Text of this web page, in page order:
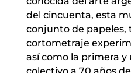
del cincuenta, esta
conjunto de papeles,
cortometraje
así como la primera
colectivo a 70 años